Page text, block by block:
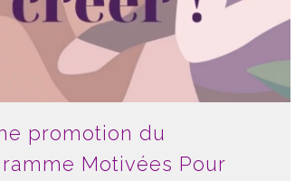
promotion du
Motivées Pour